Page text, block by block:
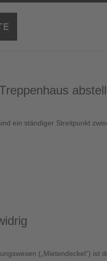
ein ständiger Streitpunkt
(„Mietendeckel“) ist